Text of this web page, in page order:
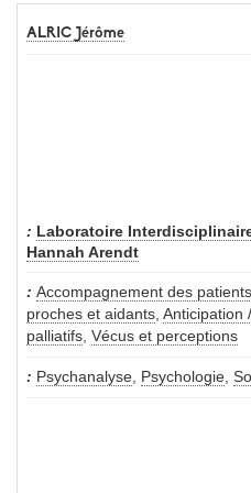
ALRIC Jérôme
Laboratoire
Hannah Arendt
Accompagnement des patients
proches et aidants, Anticipation
palliatifs, Vécus et perceptions
Psychanalyse, Psychologie,